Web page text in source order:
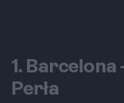
1.
Perła